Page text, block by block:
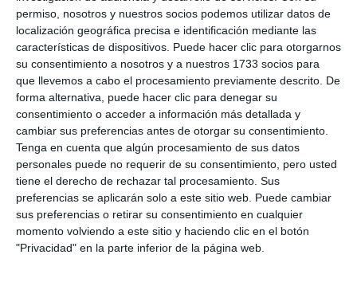
permiso, nosotros y nuestros socios podemos utilizar datos de
localización geográfica precisa e identificación mediante las
características de dispositivos. Puede hacer clic para otorgarnos
su consentimiento a nosotros y a nuestros 1733 socios para
que llevemos a cabo el procesamiento previamente descrito. De
forma alternativa, puede hacer clic para denegar su
consentimiento o acceder a información más detallada y
cambiar sus preferencias antes de otorgar su consentimiento.
Tenga en cuenta que algún procesamiento de sus datos
personales puede no requerir de su consentimiento, pero usted
tiene el derecho de rechazar tal procesamiento. Sus
preferencias se aplicarán solo a este sitio web. Puede cambiar
sus preferencias o retirar su consentimiento en cualquier
momento volviendo a este sitio y haciendo clic en el botón
"Privacidad" en la parte inferior de la página web.
Miembros de una de las mesas electorales instaladas hoy en
el Cortijo Don Elías. F. M. ROMERO
Comparte esta noticia desde el siguiente enlace:
https://mijascom.com/?a=31071